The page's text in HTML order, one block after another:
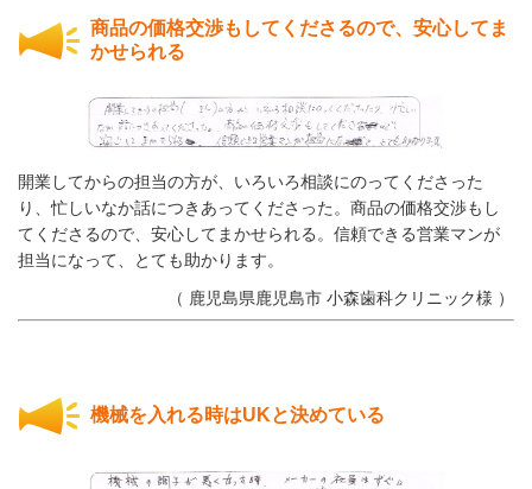
商品の価格交渉もしてくださるので、安心してま
かせられる
開業してからの担当の方が、いろいろ相談にのってくださった
り、忙しいなか話につきあってくださった。商品の価格交渉もし
てくださるので、安心してまかせられる。信頼できる営業マンが
担当になって、とても助かります。
（ 鹿児島県鹿児島市 小森歯科クリニック様 ）
機械を入れる時はUKと決めている